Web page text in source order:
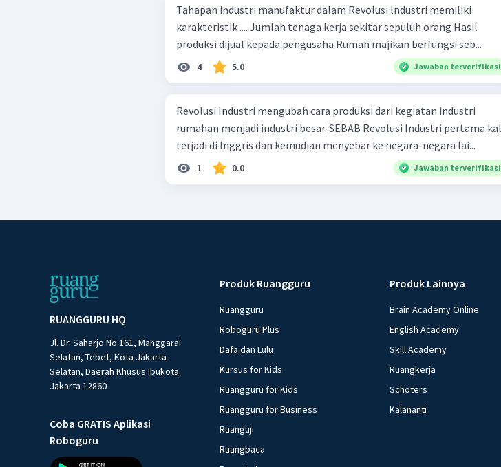
Tahapan industri manufaktur dalam Revolusi lndustri memiliki
karakteristik .... Jumlah tenaga kerja sekitar sepuluh orang Hasil
produksi dijual kepada pengusaha Rumah majikan berfungsi seb...
4 5.0 Jawaban terverifikasi
Revolusi Industri mengubah cara produksi dari kegiatan industri
rumahan menjadi industri besar. SEBAB Revolusi Industri pertama kali
terjadi di Inggris dan kemudian menyebar ke negara-negara lai...
1 0.0 Jawaban terverifikasi
RUANGGURU HQ
Jl. Dr. Saharjo No.161, Manggarai
Selatan, Tebet, Kota Jakarta
Selatan, Daerah Khusus Ibukota
Jakarta 12860
Coba GRATIS Aplikasi
Roboguru
Produk Ruangguru
Ruangguru
Roboguru Plus
Dafa dan Lulu
Kursus for Kids
Ruangguru for Kids
Ruangguru for Business
Ruanguji
Ruangbaca
Produk Lainnya
Brain Academy Online
English Academy
Skill Academy
Ruangkerja
Schoters
Kalananti